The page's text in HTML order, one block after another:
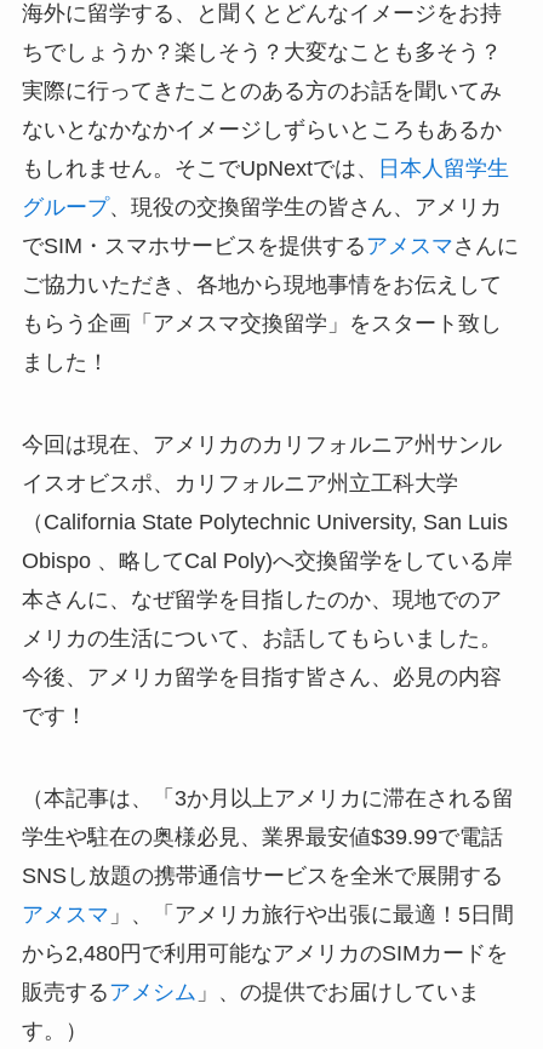
海外に留学する、と聞くとどんなイメージをお持
ちでしょうか？楽しそう？大変なことも多そう？
実際に行ってきたことのある方のお話を聞いてみ
ないとなかなかイメージしずらいところもあるか
もしれません。そこでUpNextでは、
日本人留学生
グループ、現役の交換留学生の皆さん、アメリカ
でSIM・スマホサービスを提供するアメスマさんに
ご協力いただき、各地から現地事情をお伝えして
もらう企画「アメスマ交換留学」をスタート致し
ました！
今回は現在、アメリカのカリフォルニア州サンル
イスオビスポ、カリフォルニア州立工科大学
（California State Polytechnic University, San Luis
Obispo 、略してCal Poly)へ交換留学をしている岸
本さんに、なぜ留学を目指したのか、現地でのア
メリカの生活について、お話してもらいました。
今後、アメリカ留学を目指す皆さん、必見の内容
です！
（本記事は、「3か月以上アメリカに滞在される留
学生や駐在の奥様必見、業界最安値$39.99で電話
SNSし放題の携帯通信サービスを全米で展開する
アメスマ 」、「アメリカ旅行や出張に最適！5日間
から2,480円で利用可能なアメリカのSIMカードを
販売するアメシム 」、の提供でお届けしていま
す。）